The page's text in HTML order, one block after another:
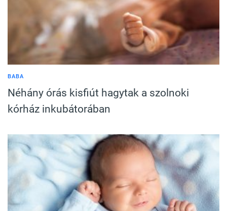
BABA
Néhány órás kisfiút hagytak a szolnoki
kórház inkubátorában